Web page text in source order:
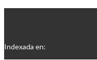
Indexada en: